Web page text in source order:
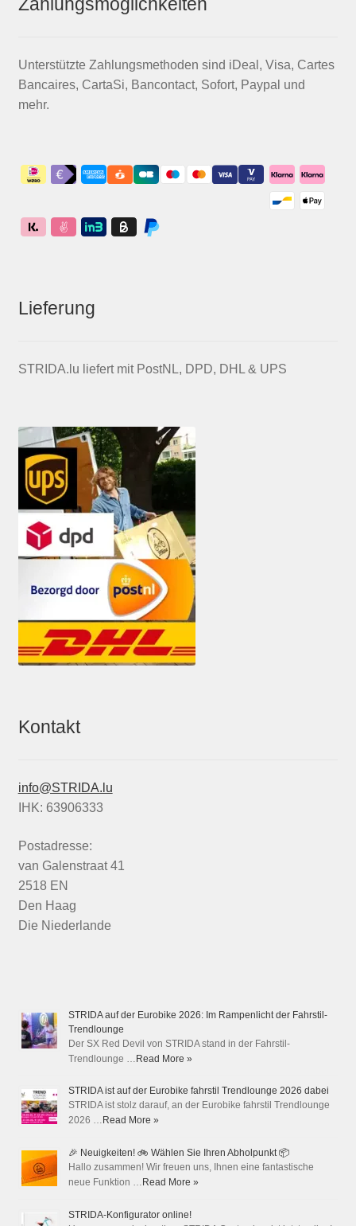
Unterstützte Zahlungsmethoden sind iDeal, Visa, Cartes
Bancaires, CartaSi, Bancontact, Sofort, Paypal und
mehr.
Lieferung
STRIDA.lu liefert mit PostNL, DPD, DHL & UPS
Kontakt
info@STRIDA.lu
IHK: 63906333
Postadresse:
van Galenstraat 41
2518 EN
Den Haag
Die Niederlande
STRIDA auf der Eurobike 2026: Im Rampenlicht der Fahrstil-
Trendlounge
Der SX Red Devil von STRIDA stand in der Fahrstil-
Trendlounge … Read More »
STRIDA ist auf der Eurobike fahrstil Trendlounge 2026 dabei
STRIDA ist stolz darauf, an der Eurobike fahrstil Trendlounge
2026 … Read More »
🎉 Neuigkeiten! 🚲 Wählen Sie Ihren Abholpunkt 📦
Hallo zusammen! Wir freuen uns, Ihnen eine fantastische
neue Funktion … Read More »
STRIDA-Konfigurator online!